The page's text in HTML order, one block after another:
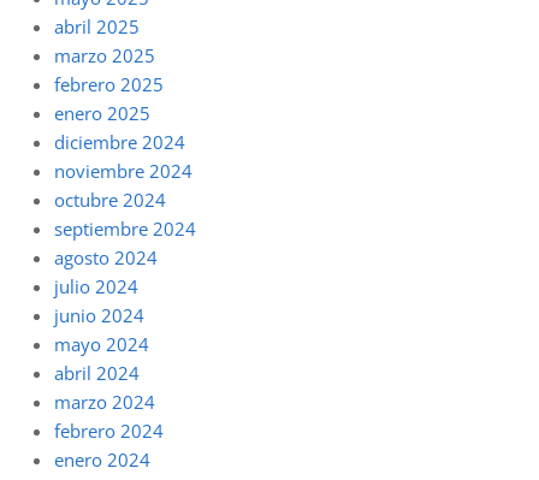
abril 2025
marzo 2025
febrero 2025
enero 2025
diciembre 2024
noviembre 2024
octubre 2024
septiembre 2024
agosto 2024
julio 2024
junio 2024
mayo 2024
abril 2024
marzo 2024
febrero 2024
enero 2024